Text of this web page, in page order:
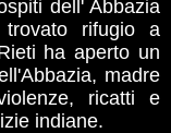
dell' Abbazia
trovato rifugio a
ha aperto un
madre
ricatti e
indiane.